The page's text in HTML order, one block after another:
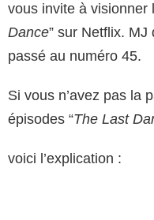
vous invite à visionner
Dance” sur Netflix.
passé au numéro 45.
Si vous n’avez pas la
épisodes “The Last
voici l’explication :